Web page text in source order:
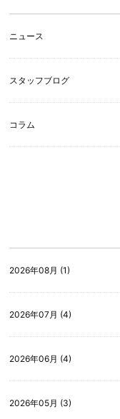
ニュース
スタッフブログ
コラム
2026年08月 (1)
2026年07月 (4)
2026年06月 (4)
2026年05月 (3)